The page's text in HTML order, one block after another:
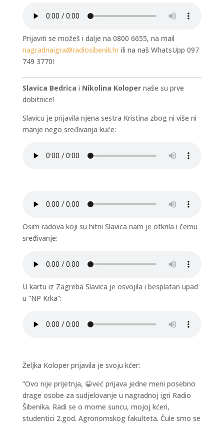
Prijaviti se možeš i dalje na 0800 6655, na mail
nagradnaigra@radiosibenik.hrili na naš WhatsUpp 097
749 3770!
Slavica Bedrica i Nikolina Kolopernaše su prve
dobitnice!
Slavicu je prijavila njena sestra Kristina zbog ni više ni
manje nego sređivanja kuće:
Osim radova koji su hitni Slavica nam je otkrila i čemu
sređivanje:
U kartu iz Zagreba Slavica je osvojila i besplatan upad
u “NP Krka”:
Željka Koloper prijavila je svoju kćer:
“Ovo nije prijetnja, 😀već prijava jedne meni posebno
drage osobe za sudjelovanje u nagradnoj igri Radio
Šibenika. Radi se o mome suncu, mojoj kćeri,
studentici 2.god. Agronomskog fakulteta. Čule smo se